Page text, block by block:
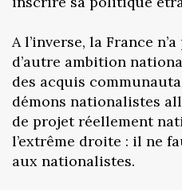
A l’inverse, la France
d’autre ambition
des acquis
démons nationalistes
de projet réellement
l’extrême droite : il ne
aux nationalistes.